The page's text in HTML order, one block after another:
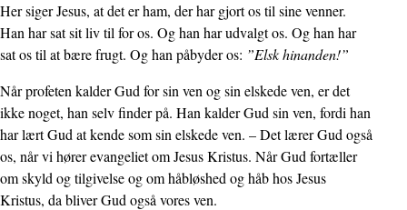
Her siger Jesus, at det er ham, der har gjort os til sine venner.
Han har sat sit liv til for os. Og han har udvalgt os. Og han har
sat os til at bære frugt. Og han påbyder os: ”Elsk hinanden!”
Når profeten kalder Gud for sin ven og sin elskede ven, er det
ikke noget, han selv finder på. Han kalder Gud sin ven, fordi han
har lært Gud at kende som sin elskede ven. – Det lærer Gud også
os, når vi hører evangeliet om Jesus Kristus. Når Gud fortæller
om skyld og tilgivelse og om håbløshed og håb hos Jesus
Kristus, da bliver Gud også vores ven.